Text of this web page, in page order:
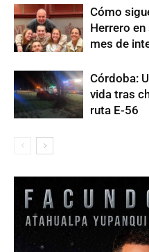
Cómo
Herrero
mes de
Córdoba:
vida tras
ruta E-56